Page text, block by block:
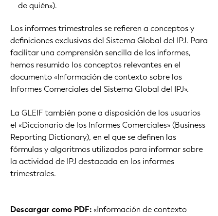
de quién»).
Los informes trimestrales se refieren a conceptos y
definiciones exclusivas del Sistema Global del IPJ. Para
facilitar una comprensión sencilla de los informes,
hemos resumido los conceptos relevantes en el
documento «Información de contexto sobre los
Informes Comerciales del Sistema Global del IPJ».
La GLEIF también pone a disposición de los usuarios
el «Diccionario de los Informes Comerciales» (Business
Reporting Dictionary), en el que se definen las
fórmulas y algoritmos utilizados para informar sobre
la actividad de IPJ destacada en los informes
trimestrales.
Descargar como PDF: «Información de contexto